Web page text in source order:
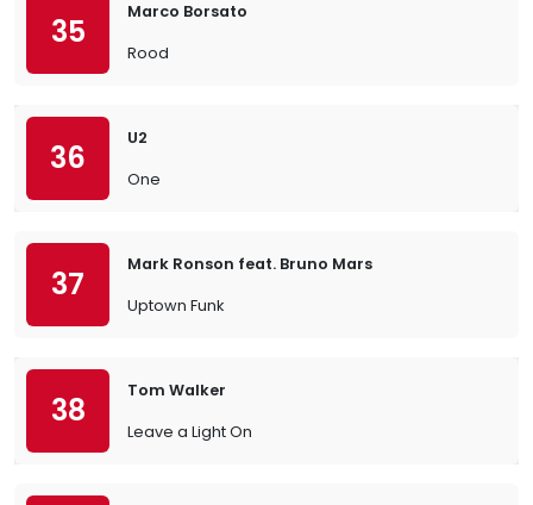
35
Marco Borsato
Rood
36
U2
One
37
Mark Ronson feat. Bruno Mars
Uptown Funk
38
Tom Walker
Leave a Light On